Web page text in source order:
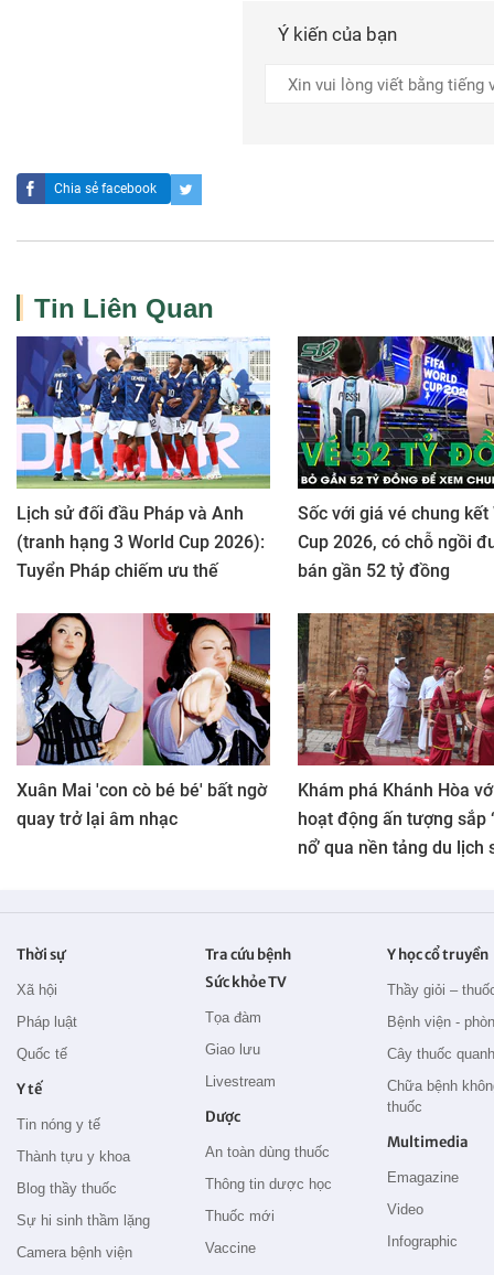
Ý kiến của bạn
Chia sẻ facebook
Tin Liên Quan
Lịch sử đối đầu Pháp và Anh
(tranh hạng 3 World Cup 2026):
Tuyển Pháp chiếm ưu thế
Sốc với giá vé chung kết
Cup 2026, có chỗ ngồi
bán gần 52 tỷ đồng
Xuân Mai 'con cò bé bé' bất ngờ
quay trở lại âm nhạc
Khám phá Khánh Hòa
hoạt động ấn tượng sắp
nổ’ qua nền tảng du lịch
Thời sự
Xã hội
Pháp luật
Quốc tế
Y tế
Tin nóng y tế
Thành tựu y khoa
Blog thầy thuốc
Sự hi sinh thầm lặng
Camera bệnh viện
Tra cứu bệnh
Sức khỏe TV
Tọa đàm
Giao lưu
Livestream
Dược
An toàn dùng thuốc
Thông tin dược học
Thuốc mới
Vaccine
Y học cổ truyền
Thầy giỏi –
Bệnh viện -
Cây thuốc
Chữa bệnh
thuốc
Multimedia
Emagazine
Video
Infographic